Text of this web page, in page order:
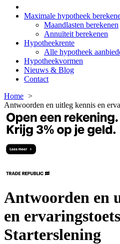
Maximale hypotheek
Maandlasten berekenen
Annuïteit berekenen
Hypotheekrente
Alle hypotheek
Hypotheekvormen
Nieuws & Blog
Contact
Home
Antwoorden en uitleg kennis en
Antwoorden en
en
Starterslening